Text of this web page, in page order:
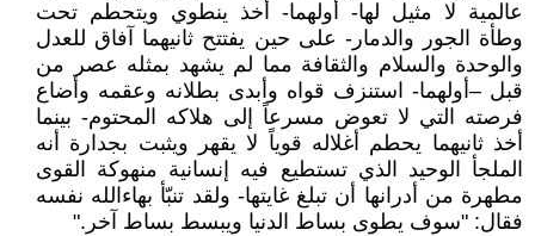
عالمية لا مثيل لها- أولهما- أخذ ينطوي ويتحطم تحت
وطأة الجور والدمار- على حين يفتتح ثانيهما آفاق للعدل
والوحدة والسلام والثقافة مما لم يشهد بمثله عصر من
قبل –أولهما- استنزف قواه وأبدى بطلانه وعقمه وأضاع
فرصته التي لا تعوض مسرعاً إلى هلاكه المحتوم- بينما
أخذ ثانيهما يحطم أغلاله قوياً لا يقهر ويثبت بجدارة أنه
الملجأ الوحيد الذي تستطيع فيه إنسانية منهوكة القوى
مطهرة من أدرانها أن تبلغ غايتها- ولقد تنبّأ بهاءالله نفسه
فقال: "سوف يطوى بساط الدنيا ويبسط بساط آخر."